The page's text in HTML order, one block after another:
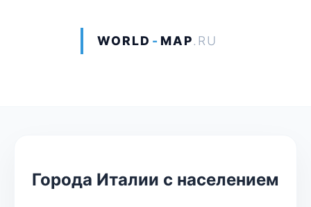
WORLD - MAP.RU
Города Италии с населением